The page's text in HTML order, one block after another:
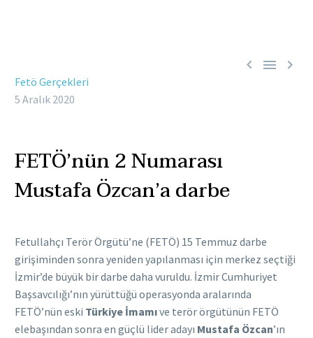
  
Fetö Gerçekleri
5 Aralık 2020
FETÖ’nün 2 Numarası
Mustafa Özcan’a darbe
Fetullahçı Terör Örgütü’ne (FETÖ) 15 Temmuz darbe
girişiminden sonra yeniden yapılanması için merkez seçtiği
İzmir’de büyük bir darbe daha vuruldu. İzmir Cumhuriyet
Başsavcılığı’nın yürüttüğü operasyonda aralarında
FETÖ’nün eski Türkiye İmamıve terör örgütünün FETÖ
elebaşından sonra en güçlü lider adayı Mustafa Özcan’ın